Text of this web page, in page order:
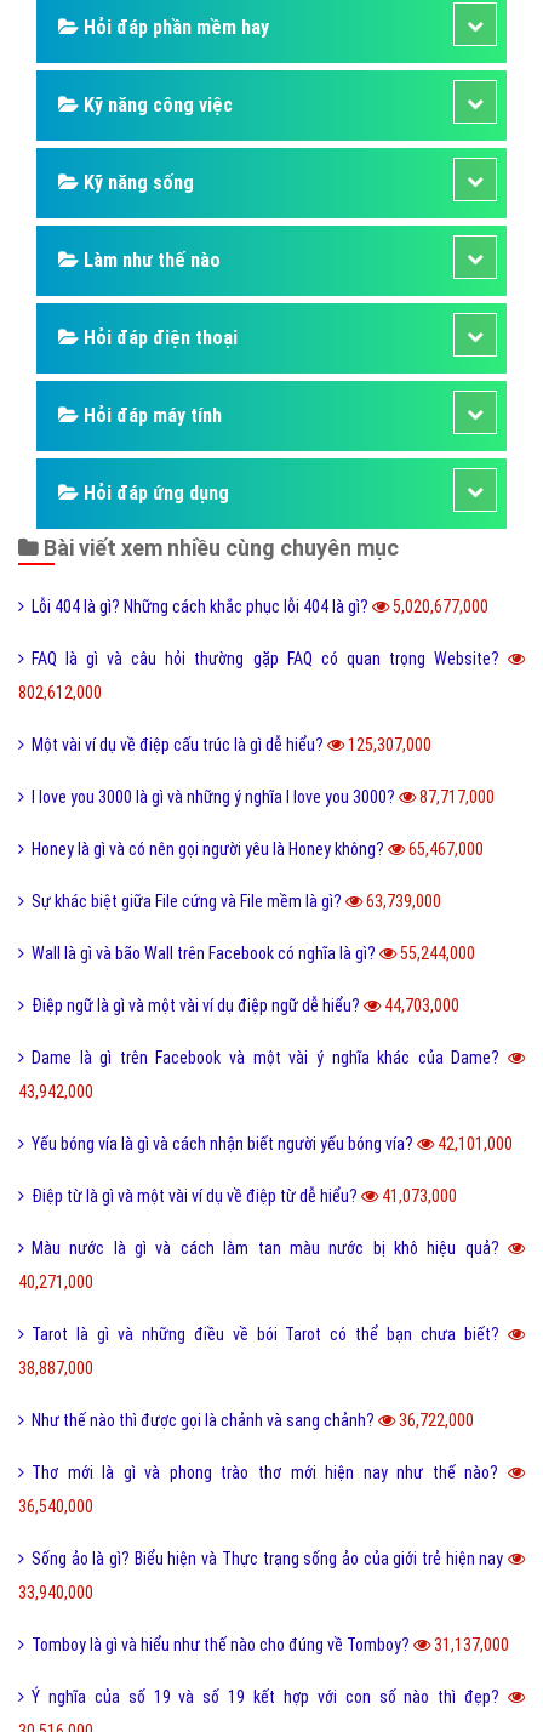
Hỏi đáp phần mềm hay
Kỹ năng công việc
Kỹ năng sống
Làm như thế nào
Hỏi đáp điện thoại
Hỏi đáp máy tính
Hỏi đáp ứng dụng
Bài viết xem nhiều cùng chuyên mục
Lỗi 404 là gì? Những cách khắc phục lỗi 404 là gì? 5,020,677,000
FAQ là gì và câu hỏi thường gặp FAQ có quan trọng Website?
802,612,000
Một vài ví dụ về điệp cấu trúc là gì dễ hiểu? 125,307,000
I love you 3000 là gì và những ý nghĩa I love you 3000? 87,717,000
Honey là gì và có nên gọi người yêu là Honey không? 65,467,000
Sự khác biệt giữa File cứng và File mềm là gì? 63,739,000
Wall là gì và bão Wall trên Facebook có nghĩa là gì? 55,244,000
Điệp ngữ là gì và một vài ví dụ điệp ngữ dễ hiểu? 44,703,000
Dame là gì trên Facebook và một vài ý nghĩa khác của Dame?
43,942,000
Yếu bóng vía là gì và cách nhận biết người yếu bóng vía? 42,101,000
Điệp từ là gì và một vài ví dụ về điệp từ dễ hiểu? 41,073,000
Màu nước là gì và cách làm tan màu nước bị khô hiệu quả?
40,271,000
Tarot là gì và những điều về bói Tarot có thể bạn chưa biết?
38,887,000
Như thế nào thì được gọi là chảnh và sang chảnh? 36,722,000
Thơ mới là gì và phong trào thơ mới hiện nay như thế nào?
36,540,000
Sống ảo là gì? Biểu hiện và Thực trạng sống ảo của giới trẻ hiện nay
33,940,000
Tomboy là gì và hiểu như thế nào cho đúng về Tomboy? 31,137,000
Ý nghĩa của số 19 và số 19 kết hợp với con số nào thì đẹp?